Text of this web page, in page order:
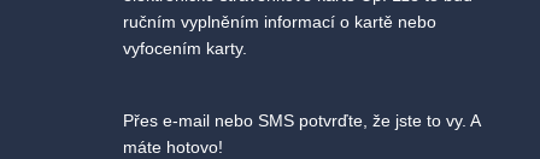
ručním vyplněním informací o kartě nebo
vyfocením karty.
Přes e-mail nebo SMS potvrďte, že jste to vy. A
máte hotovo!